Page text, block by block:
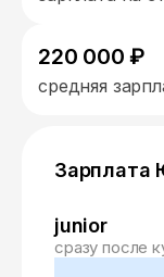
220 000 ₽
средняя
Зарплата
junior
сразу после